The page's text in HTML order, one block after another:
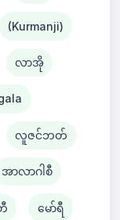
(Kurmanji)
လာအို
လူဇင်ဘတ်
အာလာဂါစီ
မော်ရီ